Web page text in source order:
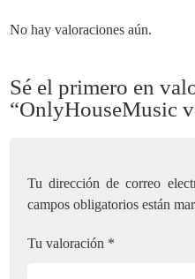
No hay valoraciones aún.
Sé el primero en
“OnlyHouseMusic
Tu dirección de correo
campos obligatorios están
Tu valoración *